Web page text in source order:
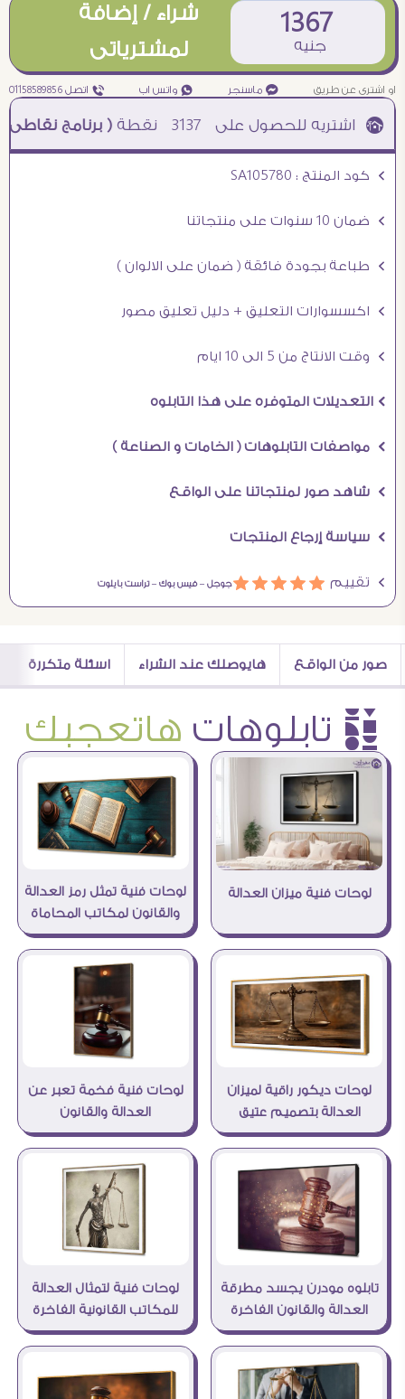
1367
جنيه
شراء / إضافة
لمشترياتى
او اشترى عن طريق ¥ ماسنجر ₧ واتس اب ƒ اتصل 01158589856
3137 نقطة( برنامج نقاطى )à خصم 5% للعملاء الجدد à شحن مجانى عند الشراء ب 4000 جنيه à
Ö كود المنتج : SA105780
Ö ضمان 10 سنوات على منتجاتنا
Ö طباعة بجودة فائقة ( ضمان على الالوان )
Ö اكسسوارات التعليق + دليل تعليق مصور
Ö وقت الانتاج من 5 الى 10 ايام
Ö التعديلات المتوفره على هذا التابلوه
Ö مواصفات التابلوهات ( الخامات و الصناعة )
Ö شاهد صور لمنتجاتنا على الواقع
Ö سياسة إرجاع المنتجات
Ö تقييم áááááجوجل –فيس بوك –تراست بايلوت
صور من الواقع هايوصلك عند الشراء اسئلة متكررة
è تابلوهات هاتعجبك
لوحات فنية ميزان العدالة
لوحات فنية تمثل رمز العدالة
والقانون لمكاتب المحاماة
لوحات ديكور راقية لميزان
العدالة بتصميم عتيق
لوحات فنية فخمة تعبر عن
العدالة والقانون
تابلوه مودرن يجسد مطرقة
العدالة والقانون الفاخرة
لوحات فنية لتمثال العدالة
للمكاتب القانونية الفاخرة